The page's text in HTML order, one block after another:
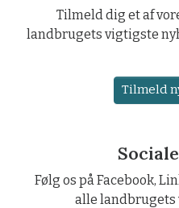
Tilmeld dig et af
landbrugets vigtigste
Tilmeld
Følg os på Facebook,
alle landbrugets